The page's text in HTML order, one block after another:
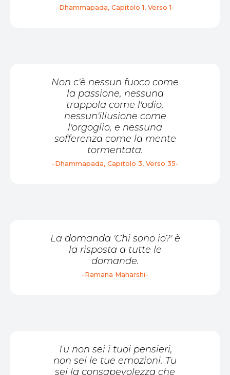
-Dhammapada, Capitolo 1, Verso 1-
Non c'è nessun fuoco come
la passione, nessuna
trappola come l'odio,
nessun'illusione come
l'orgoglio, e nessuna
sofferenza come la mente
tormentata.
-Dhammapada, Capitolo 3, Verso 35-
La domanda 'Chi sono io?' è
la risposta a tutte le
domande.
-Ramana Maharshi-
Tu non sei i tuoi pensieri,
non sei le tue emozioni. Tu
sei la consapevolezza che